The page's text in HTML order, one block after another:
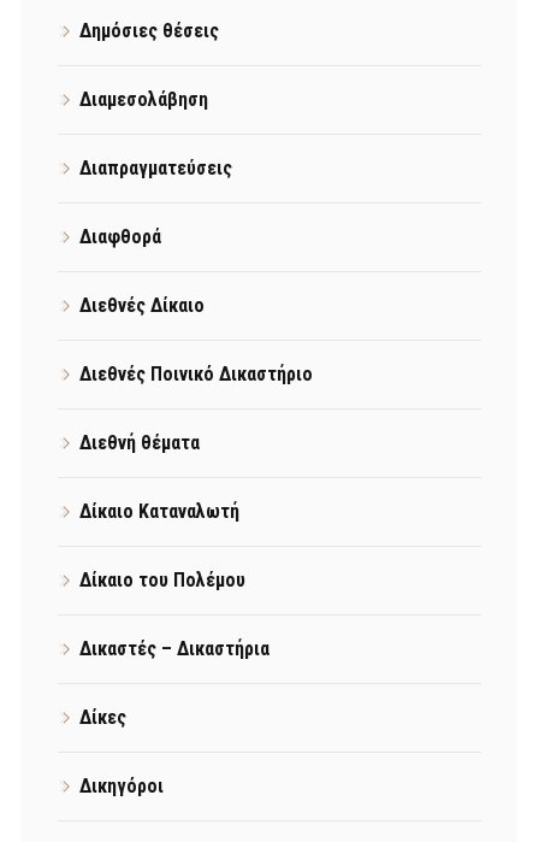
Δημόσιες θέσεις
Διαμεσολάβηση
Διαπραγματεύσεις
Διαφθορά
Διεθνές Δίκαιο
Διεθνές Ποινικό Δικαστήριο
Διεθνή θέματα
Δίκαιο Καταναλωτή
Δίκαιο του Πολέμου
Δικαστές – Δικαστήρια
Δίκες
Δικηγόροι